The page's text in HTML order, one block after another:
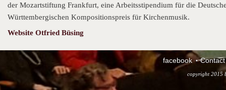
der Mozartstiftung Frankfurt, eine Arbeitsstipendium für die
Württembergischen Kompositionspreis für Kirchenmusik.
Website Otfried Büsing
facebook Contact
copyright 2015